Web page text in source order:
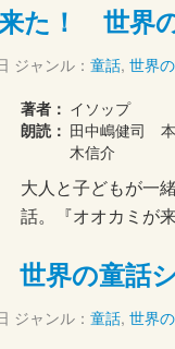
た！ 世界
ジャンル： 童話, 世界
著者： イソップ
朗読： 田中嶋健司
木信介
大人と子どもが一
話。『オオカミが
界の童話
ジャンル： 童話, 世界